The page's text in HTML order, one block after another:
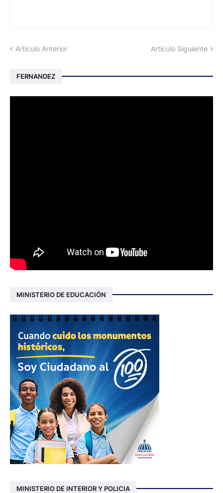
Artículo Anterior Artículo Siguiente
FERNANDEZ
MINISTERIO DE EDUCACIÓN
MINISTERIO DE INTERIOR Y POLICIA